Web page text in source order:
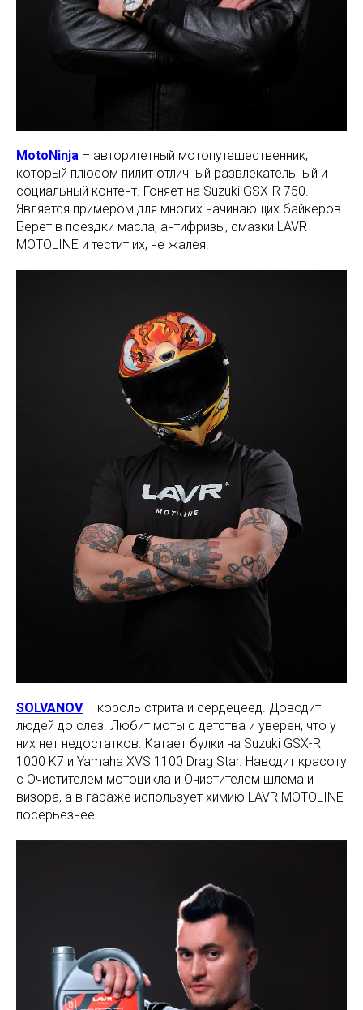
MotoNinja – авторитетный мотопутешественник,
который плюсом пилит отличный развлекательный и
социальный контент. Гоняет на Suzuki GSX-R 750.
Является примером для многих начинающих байкеров.
Берет в поездки масла, антифризы, смазки LAVR
MOTOLINE и тестит их, не жалея.
SOLVANOV – король стрита и сердецеед. Доводит
людей до слез. Любит моты с детства и уверен, что у
них нет недостатков. Катает булки на Suzuki GSX-R
1000 K7 и Yamaha XVS 1100 Drag Star. Наводит красоту
с Очистителем мотоцикла и Очистителем шлема и
визора, а в гараже использует химию LAVR MOTOLINE
посерьезнее.